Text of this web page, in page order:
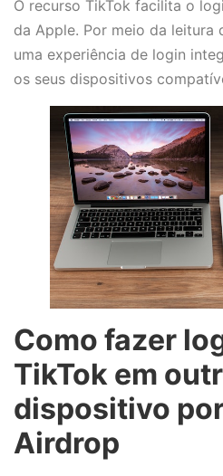
O recurso TikTok facilita o
da Apple. Por meio da leitura
uma experiência de login
os seus dispositivos
Como fazer
TikTok em
dispositivo
Airdrop